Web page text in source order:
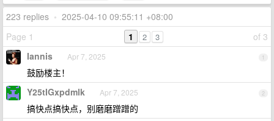
223 replies • 2025-04-10 09:55:11 +08:00
Page 1
of 3
1 2 3
1
Iannis Apr 7, 2025
鼓励楼主！
2
Y25tIGxpdmlk Apr 7, 2025
搞快点搞快点，别磨磨蹭蹭的